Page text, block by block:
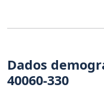
Dados
40060-330